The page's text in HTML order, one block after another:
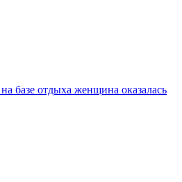
базе отдыха женщина оказалась